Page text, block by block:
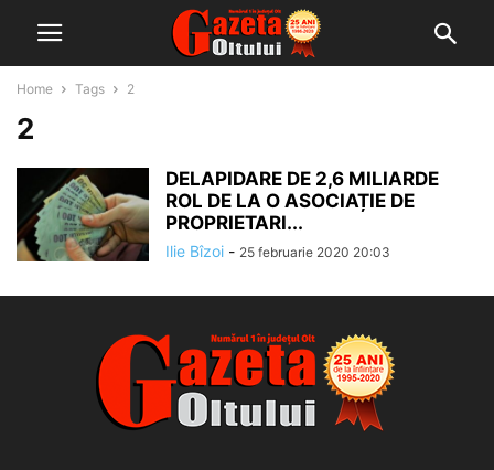
Home Tags 2
2
DELAPIDARE DE 2,6 MILIARDE
ROL DE LA O ASOCIAȚIE DE
PROPRIETARI...
Ilie Bîzoi - 25 februarie 2020 20:03